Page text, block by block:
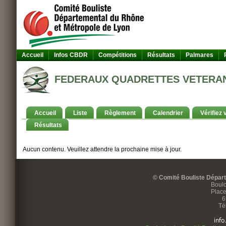
Accueil Infos CBDR Compétitions Résultats Palmares
FEDERAUX QUADRETTES
Accueil Liste Règlement Calendrier
Vérifiez
Résultats
Aucun contenu. Veuillez attendre la prochaine mise à jour.
© Comité Bouliste